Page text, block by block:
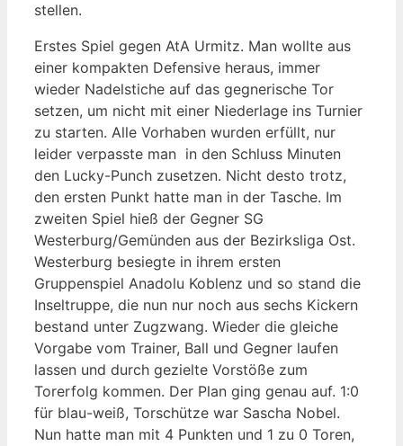
stellen.
Erstes Spiel gegen AtA Urmitz. Man wollte aus
einer kompakten Defensive heraus, immer
wieder Nadelstiche auf das gegnerische Tor
setzen, um nicht mit einer Niederlage ins Turnier
zu starten. Alle Vorhaben wurden erfüllt, nur
leider verpasste man in den Schluss Minuten
den Lucky-Punch zusetzen. Nicht desto trotz,
den ersten Punkt hatte man in der Tasche. Im
zweiten Spiel hieß der Gegner SG
Westerburg/Gemünden aus der Bezirksliga Ost.
Westerburg besiegte in ihrem ersten
Gruppenspiel Anadolu Koblenz und so stand die
Inseltruppe, die nun nur noch aus sechs Kickern
bestand unter Zugzwang. Wieder die gleiche
Vorgabe vom Trainer, Ball und Gegner laufen
lassen und durch gezielte Vorstöße zum
Torerfolg kommen. Der Plan ging genau auf. 1:0
für blau-weiß, Torschütze war Sascha Nobel.
Nun hatte man mit 4 Punkten und 1 zu 0 Toren,